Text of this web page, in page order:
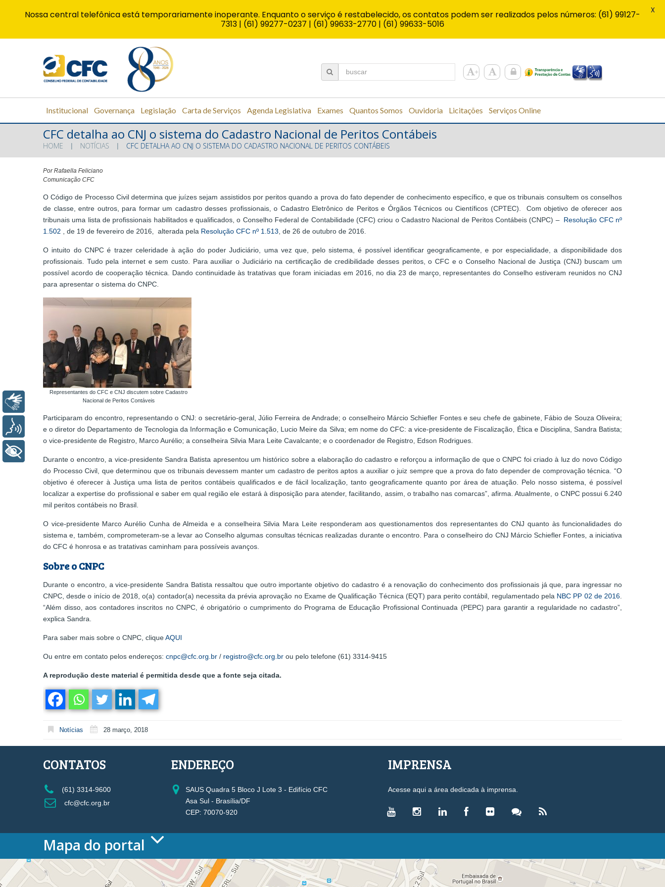
Institucional Governança Legislação Carta de Serviços Agenda Legislativa Exames Quantos Somos Ouvidoria Licitações Serviços Online
CFC detalha ao CNJ o sistema do Cadastro Nacional de Peritos Contábeis
HOME NOTÍCIAS CFC DETALHA AO CNJ O SISTEMA DO CADASTRO NACIONAL DE PERITOS CONTÁBEIS
Por Rafaella Feliciano
Comunicação CFC
O Código de Processo Civil determina que juízes sejam assistidos por peritos quando a prova do fato depender de conhecimento específico, e que os tribunais consultem os conselhos
de classe, entre outros, para formar um cadastro desses profissionais, o Cadastro Eletrônico de Peritos e Órgãos Técnicos ou Científicos (CPTEC). Com objetivo de oferecer aos
tribunais uma lista de profissionais habilitados e qualificados, o Conselho Federal de Contabilidade (CFC) criou o Cadastro Nacional de Peritos Contábeis (CNPC) – Resolução CFC nº
1.502 , de 19 de fevereiro de 2016, alterada pela Resolução CFC nº 1.513, de 26 de outubro de 2016.
O intuito do CNPC é trazer celeridade à ação do poder Judiciário, uma vez que, pelo sistema, é possível identificar geograficamente, e por especialidade, a disponibilidade dos
profissionais. Tudo pela internet e sem custo. Para auxiliar o Judiciário na certificação de credibilidade desses peritos, o CFC e o Conselho Nacional de Justiça (CNJ) buscam um
possível acordo de cooperação técnica. Dando continuidade às tratativas que foram iniciadas em 2016, no dia 23 de março, representantes do Conselho estiveram reunidos no CNJ
para apresentar o sistema do CNPC.
Representantes do CFC e CNJ discutem sobre Cadastro
Nacional de Peritos Contáveis
Participaram do encontro, representando o CNJ: o secretário-geral, Júlio Ferreira de Andrade; o conselheiro Márcio Schiefler Fontes e seu chefe de gabinete, Fábio de Souza Oliveira;
e o diretor do Departamento de Tecnologia da Informação e Comunicação, Lucio Meire da Silva; em nome do CFC: a vice-presidente de Fiscalização, Ética e Disciplina, Sandra Batista;
o vice-presidente de Registro, Marco Aurélio; a conselheira Silvia Mara Leite Cavalcante; e o coordenador de Registro, Edson Rodrigues.
Durante o encontro, a vice-presidente Sandra Batista apresentou um histórico sobre a elaboração do cadastro e reforçou a informação de que o CNPC foi criado à luz do novo Código
do Processo Civil, que determinou que os tribunais devessem manter um cadastro de peritos aptos a auxiliar o juiz sempre que a prova do fato depender de comprovação técnica. “O
objetivo é oferecer à Justiça uma lista de peritos contábeis qualificados e de fácil localização, tanto geograficamente quanto por área de atuação. Pelo nosso sistema, é possível
localizar a expertise do profissional e saber em qual região ele estará à disposição para atender, facilitando, assim, o trabalho nas comarcas”, afirma. Atualmente, o CNPC possui 6.240
mil peritos contábeis no Brasil.
O vice-presidente Marco Aurélio Cunha de Almeida e a conselheira Silvia Mara Leite responderam aos questionamentos dos representantes do CNJ quanto às funcionalidades do
sistema e, também, comprometeram-se a levar ao Conselho algumas consultas técnicas realizadas durante o encontro. Para o conselheiro do CNJ Márcio Schiefler Fontes, a iniciativa
do CFC é honrosa e as tratativas caminham para possíveis avanços.
Sobre o CNPC
Durante o encontro, a vice-presidente Sandra Batista ressaltou que outro importante objetivo do cadastro é a renovação do conhecimento dos profissionais já que, para ingressar no
CNPC, desde o início de 2018, o(a) contador(a) necessita da prévia aprovação no Exame de Qualificação Técnica (EQT) para perito contábil, regulamentado pela NBC PP 02 de 2016.
“Além disso, aos contadores inscritos no CNPC, é obrigatório o cumprimento do Programa de Educação Profissional Continuada (PEPC) para garantir a regularidade no cadastro”,
explica Sandra.
Para saber mais sobre o CNPC, cliqueAQUI
Ou entre em contato pelos endereços: cnpc@cfc.org.br / registro@cfc.org.br ou pelo telefone (61) 3314-9415
A reprodução deste material é permitida desde que a fonte seja citada.
Notícias 28 março, 2018
CONTATOS
(61) 3314-9600
cfc@cfc.org.br
ENDEREÇO
SAUS Quadra 5 Bloco J Lote 3 - Edifício CFC
Asa Sul - Brasília/DF
CEP: 70070-920
IMPRENSA
Acesse aqui a área dedicada à imprensa.
Mapa do portal
HOME
O CONSELHO
VICE-PRESIDÊNCIAS
Administrativa
LEGISLAÇÃO
Nossa central telefônica está temporariamente inoperante. Enquanto o serviço é restabelecido, os contatos podem ser realizados pelos números: (61) 99127-
7313 | (61) 99277-0237 | (61) 99633-2770 | (61) 99633-5016
X
Voz